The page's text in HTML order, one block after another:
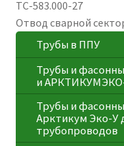
Отвод сварной
Трубы в ППУ
Трубы и
и
Трубы и
Арктикум Эко-У
трубопроводов